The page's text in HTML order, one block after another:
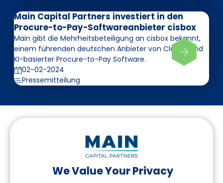
We Value Your Privacy
Main Capital Partners investiert in den
Procure-to-Pay-Softwareanbieter cisbox
Main gibt die Mehrheitsbeteiligung an cisbox bekannt,
einem führenden deutschen Anbieter von Cloud- und
KI-basierter Procure-to-Pay Software.
02-02-2024
Pressemitteilung
Folgen Sie uns auf LinkedIn